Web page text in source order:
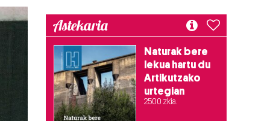
Astekaria
Naturak bere
lekua hartu du
Artikutzako
urtegian
2.500 zkia.